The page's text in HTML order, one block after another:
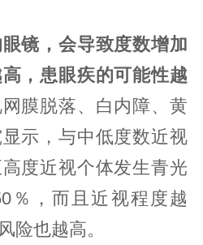
镜，会导致度数增加
，患眼疾的可能性越
网膜脱落、白内障、黄
示，与中低度数近视
度近视个体发生青光
％，而且近视程度越
险也越高。